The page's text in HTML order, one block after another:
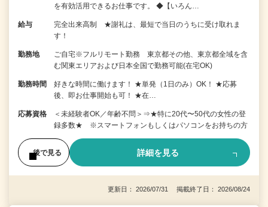
を有効活用できるお仕事です。 ◆【いろん…
給与
完全出来高制 ★謝礼は、最短で当日のうちに受け取れま
す！
勤務地
ご自宅※フルリモート勤務 東京都その他、東京都全域を含
む関東エリアおよび日本全国で勤務可能(在宅OK)
勤務時間
好きな時間に働けます！ ★単発（1日のみ）OK！ ★応募
後、即お仕事開始も可！ ★在…
応募資格
＜未経験者OK／年齢不問＞⇒★特に20代〜50代の女性の登
録多数★ ※スマートフォンもしくはパソコンをお持ちの方
後で見る 詳細を見る
更新日： 2026/07/31 掲載終了日： 2026/08/24